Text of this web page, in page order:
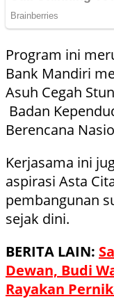
Program ini
Bank Mandiri
Asuh Cegah
Badan
Berencana
Kerjasama ini
aspirasi Asta
pembangunan
sejak dini.
BERITA LAIN:
Dewan, Budi
Rayakan